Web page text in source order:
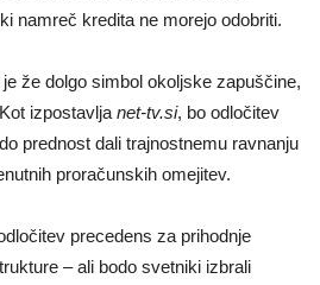
namreč kredita ne morejo odobriti.
že dolgo simbol okoljske zapuščine,
izpostavlja net-tv.si, bo odločitev
prednost dali trajnostnemu ravnanju
proračunskih omejitev.
precedens za prihodnje
– ali bodo svetniki izbrali